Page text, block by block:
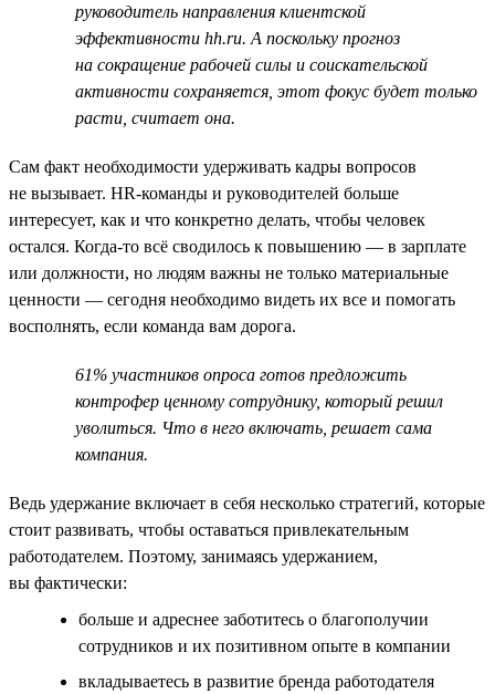
руководитель направления клиентской
эффективности hh.ru. А поскольку прогноз
на сокращение рабочей силы и соискательской
активности сохраняется, этот фокус будет только
расти, считает она.
Сам факт необходимости удерживать кадры вопросов
не вызывает. HR-команды и руководителей больше
интересует, как и что конкретно делать, чтобы человек
остался. Когда-то всё сводилось к повышению — в зарплате
или должности, но людям важны не только материальные
ценности — сегодня необходимо видеть их все и помогать
восполнять, если команда вам дорога.
61% участников опроса готов предложить
контрофер ценному сотруднику, который решил
уволиться. Что в него включать, решает сама
компания.
Ведь удержание включает в себя несколько стратегий, которые
стоит развивать, чтобы оставаться привлекательным
работодателем. Поэтому, занимаясь удержанием,
вы фактически:
больше и адреснее заботитесь о благополучии
сотрудников и их позитивном опыте в компании
вкладываетесь в развитие бренда работодателя